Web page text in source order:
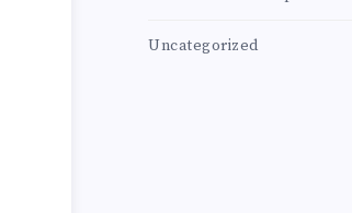
Uncategorized